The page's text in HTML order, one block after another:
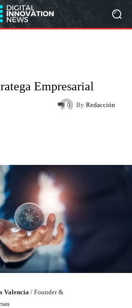
Empresarial
By Redacción
0
Valencia / Founder &